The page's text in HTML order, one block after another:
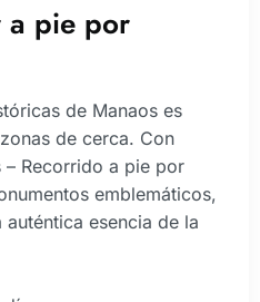
a pie por
de Manaos es
de cerca. Con
– Recorrido a pie por
emblemáticos,
esencia de la